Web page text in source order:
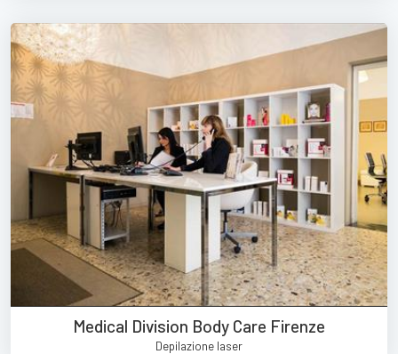
Medical Division Body Care Firenze
Depilazione laser